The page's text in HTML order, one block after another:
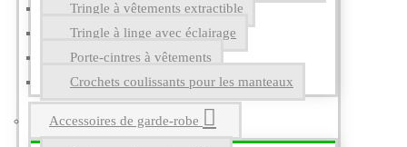
Tringle à vêtements extractible
Tringle à linge avec éclairage
Porte-cintres à vêtements
Crochets coulissants pour les manteaux
Accessoires de garde-robe